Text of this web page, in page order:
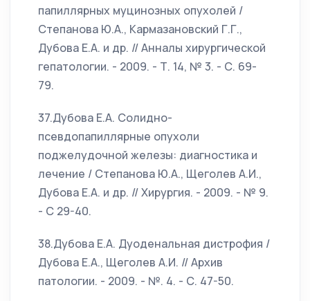
папиллярных муцинозных опухолей /
Степанова Ю.А., Кармазановский Г.Г.,
Дубова Е.А. и др. // Анналы хирургической
гепатологии. - 2009. - Т. 14, № 3. - С. 69-
79.
37.Дубова Е.А. Солидно-
псевдопапиллярные опухоли
поджелудочной железы: диагностика и
лечение / Степанова Ю.А., Щеголев А.И.,
Дубова Е.А. и др. // Хирургия. - 2009. - № 9.
- С 29-40.
38.Дубова Е.А. Дуоденальная дистрофия /
Дубова Е.А., Щеголев А.И. // Архив
патологии. - 2009. - №. 4. - С. 47-50.